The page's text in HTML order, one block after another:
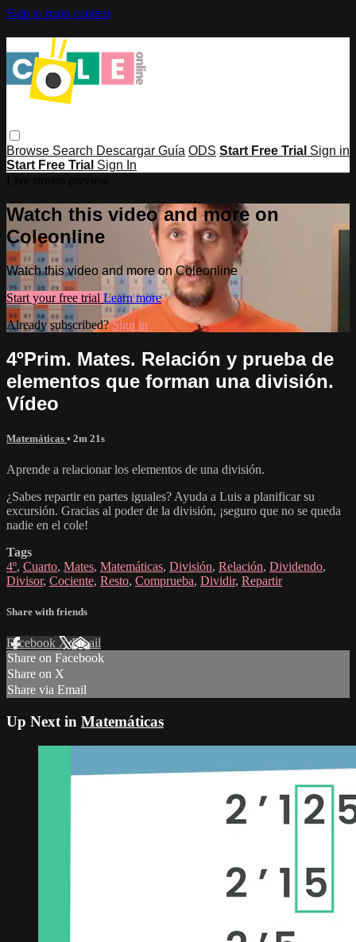
Skip to main content
Browse Search Descargar Guía ODS Start Free Trial Sign in
Start Free Trial Sign In
Watch this video and more on
Coleonline
Watch this video and more on Coleonline
Start your free trial Learn more
Already subscribed?Sign in
4ºPrim. Mates. Relación y prueba de
elementos que forman una división.
Vídeo
Matemáticas • 2m 21s
Aprende a relacionar los elementos de una división.
¿Sabes repartir en partes iguales? Ayuda a Luis a planificar su
excursión. Gracias al poder de la división, ¡seguro que no se queda
nadie en el cole!
Tags
4º, Cuarto, Mates, Matemáticas, División, Relación, Dividendo,
Divisor, Cociente, Resto, Comprueba, Dividir, Repartir
Share with friends
Facebook XEmail
Share on Facebook
Share on X
Share via Email
Up Next in Matemáticas